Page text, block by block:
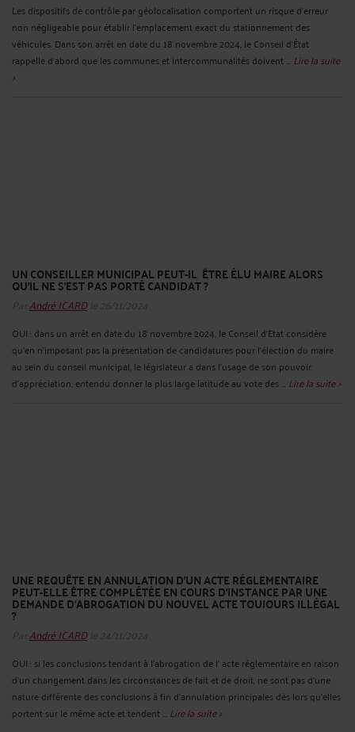
Les dispositifs de contrôle par géolocalisation comportent un risque d’erreur
non négligeable pour établir l’emplacement exact du stationnement des
véhicules. Dans son arrêt en date du 18 novembre 2024, le Conseil d’État
rappelle d’abord que les communes et intercommunalités doivent ... Lire la suite
>
UN CONSEILLER MUNICIPAL PEUT-IL ÊTRE ÉLU MAIRE ALORS
QU’IL NE S’EST PAS PORTÉ CANDIDAT ?
ParAndré ICARDle 26/11/2024
OUI : dans un arrêt en date du 18 novembre 2024, le Conseil d’Etat considère
qu’en n'imposant pas la présentation de candidatures pour l'élection du maire
au sein du conseil municipal, le législateur a dans l'usage de son pouvoir
d'appréciation, entendu donner la plus large latitude au vote des ... Lire la suite >
UNE REQUÊTE EN ANNULATION D'UN ACTE RÉGLEMENTAIRE
PEUT-ELLE ÊTRE COMPLÉTÉE EN COURS D’INSTANCE PAR UNE
DEMANDE D’ABROGATION DU NOUVEL ACTE TOUJOURS ILLÉGAL
?
ParAndré ICARDle 24/11/2024
OUI : si les conclusions tendant à l’abrogation de l' acte règlementaire en raison
d’un changement dans les circonstances de fait et de droit, ne sont pas d’une
nature différente des conclusions à fin d’annulation principales dès lors qu’elles
portent sur le même acte et tendent ... Lire la suite >